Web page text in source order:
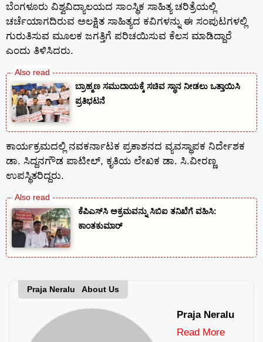
ಬೆಂಗಳೂರು ವಿಶ್ವವಿದ್ಯಾಲಯದ ಸಾಂಸ್ಥಿಕ ಸಾಹಿತ್ಯ ಚರಿತ್ರೆಯಲ್ಲಿ
ಚರ್ಚೆಯಾಗದಿರುವ ಅಲಕ್ಷಿತ ಸಾಹಿತ್ಯದ ಕವಿಗಳನ್ನು ಈ ಸಂಪುಟಗಳಲ್ಲಿ
ಗುರುತಿಸುವ ಮೂಲಕ ಜಗತ್ತಿಗೆ ಪರಿಚಯಿಸುವ ಕೆಲಸ ಮಾಡಿದ್ದಾರೆ
ಎಂದು ತಿಳಿಸಿದರು.
ಬ್ರಾಹ್ಮಣ ಸಮುದಾಯಕ್ಕೆ ಸಚಿವ ಸ್ಥಾನ ನೀಡಲು ಒತ್ತಾಯಿಸಿ
ಪ್ರತಿಭಟನೆ
ಕಾರ್ಯಕ್ರಮದಲ್ಲಿ ನವಕರ್ನಾಟಕ ಪ್ರಕಾಶನದ ವ್ಯವಸ್ಥಾಪಕ ನಿರ್ದೇಶಕ
ಡಾ. ಸಿದ್ದನಗೌಡ ಪಾಟೀಲ್, ಕೃತಿಯ ಲೇಖಕ ಡಾ. ಸಿ.ವೀರಣ್ಣ
ಉಪಸ್ಥಿತರಿದ್ದರು.
ಕೆಪಿಎಸ್‍ಸಿ ಅಕ್ರಮವನ್ನು ಸಿಬಿಐ ತನಿಖೆಗೆ ವಹಿಸಿ:
ಕಾಂತಕುಮಾರ್
Praja Neralu About Us
Praja Neralu
Read More